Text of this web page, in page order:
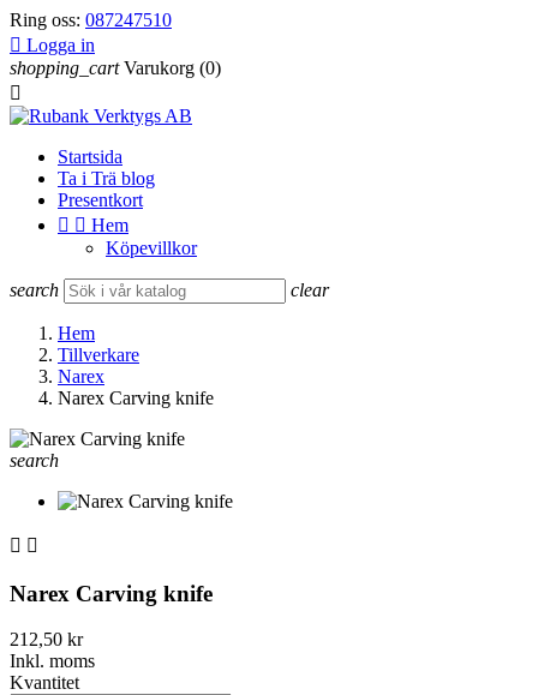
Ring oss: 087247510
 Logga in
shopping_cart Varukorg (0)

Startsida
Ta i Trä blog
Presentkort
  Hem
Köpevillkor
search clear
Hem
Tillverkare
Narex
Narex Carving knife
search
 
Narex Carving knife
212,50 kr
Inkl. moms
Kvantitet